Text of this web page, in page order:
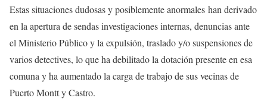
Estas situaciones dudosas y posiblemente anormales han derivado
en la apertura de sendas investigaciones internas, denuncias ante
el Ministerio Público y la expulsión, traslado y/o suspensiones de
varios detectives, lo que ha debilitado la dotación presente en esa
comuna y ha aumentado la carga de trabajo de sus vecinas de
Puerto Montt y Castro.